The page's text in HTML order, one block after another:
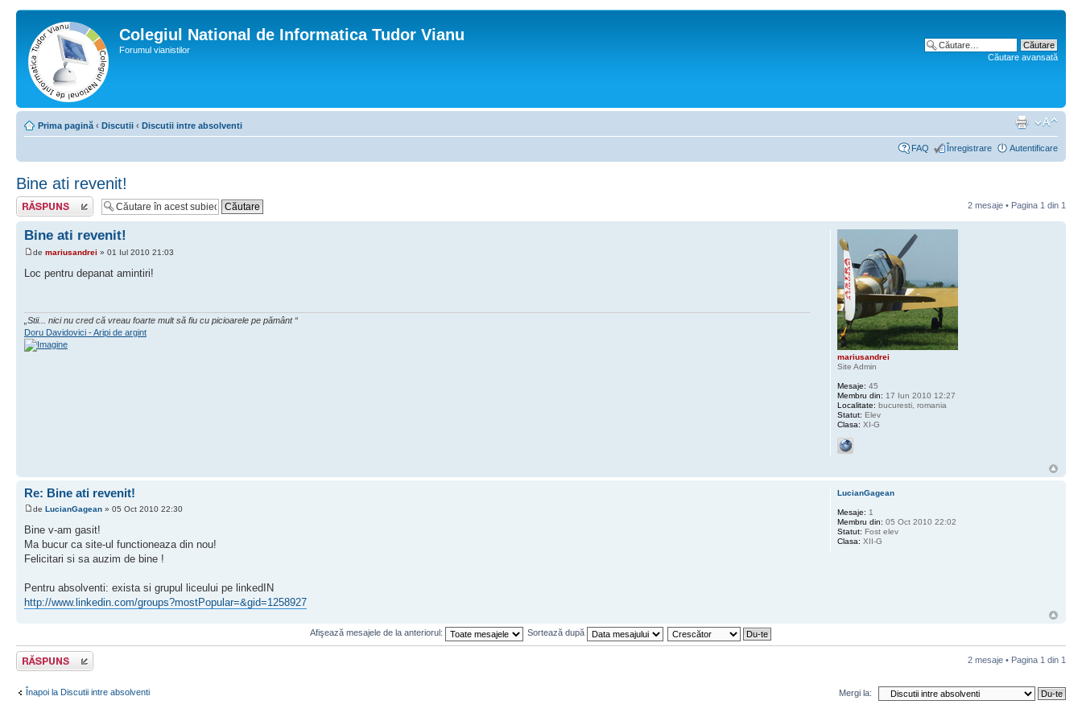
Colegiul National de Informatica Tudor Vianu
Forumul vianistilor
Căutare avansată
Prima pagină ‹ Discutii ‹ Discutii intre absolventi
FAQ Înregistrare Autentificare
Bine ati revenit!
Scrie un răspuns 2 mesaje • Pagina 1 din 1
Bine ati revenit!
de mariusandrei » 01 Iul 2010 21:03
Loc pentru depanat amintiri!
„Stii... nici nu cred că vreau foarte mult să fiu cu picioarele pe pământ “
Doru Davidovici - Aripi de argint
mariusandrei
Site Admin
Mesaje: 45
Membru din: 17 Iun 2010 12:27
Localitate: bucuresti, romania
Statut: Elev
Clasa: XI-G
Re: Bine ati revenit!
de LucianGagean » 05 Oct 2010 22:30
Bine v-am gasit!
Ma bucur ca site-ul functioneaza din nou!
Felicitari si sa auzim de bine !
Pentru absolventi: exista si grupul liceului pe linkedIN
http://www.linkedin.com/groups?mostPopular=&gid=1258927
LucianGagean
Mesaje: 1
Membru din: 05 Oct 2010 22:02
Statut: Fost elev
Clasa: XII-G
Afişează mesajele de la anteriorul: Sortează după
Scrie un răspuns 2 mesaje • Pagina 1 din 1
Înapoi la Discutii intre absolventi Mergi la: